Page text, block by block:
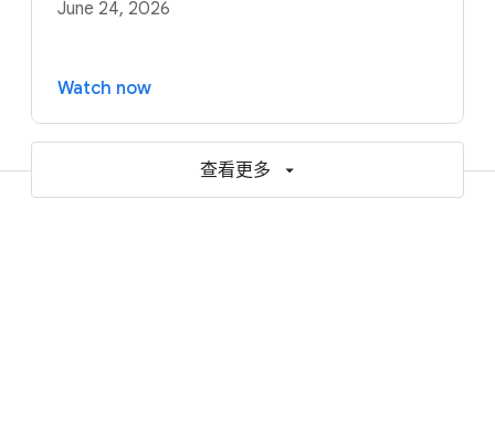
June 24, 2026
Watch now
查看更多